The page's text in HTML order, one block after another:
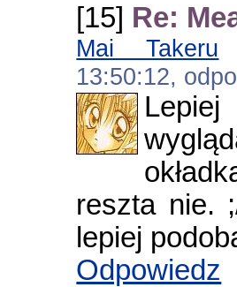
[15] Re:
Mai Takeru
13:50:12,
reszta nie.
lepiej
Odpowiedz